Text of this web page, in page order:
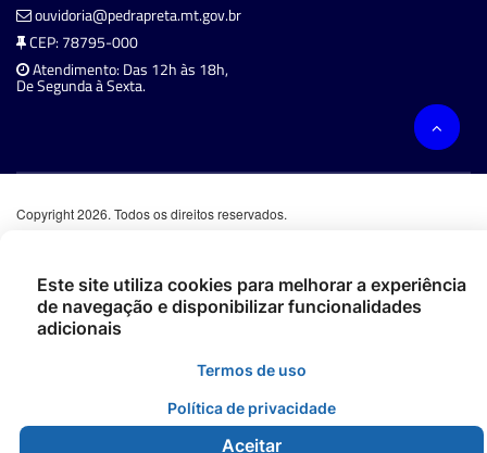
ouvidoria@pedrapreta.mt.gov.br
CEP: 78795-000
Atendimento: Das 12h às 18h,
De Segunda à Sexta.
Copyright 2026. Todos os direitos reservados.
Este site utiliza cookies para melhorar a experiência
de navegação e disponibilizar funcionalidades
adicionais
Termos de uso
Política de privacidade
Aceitar